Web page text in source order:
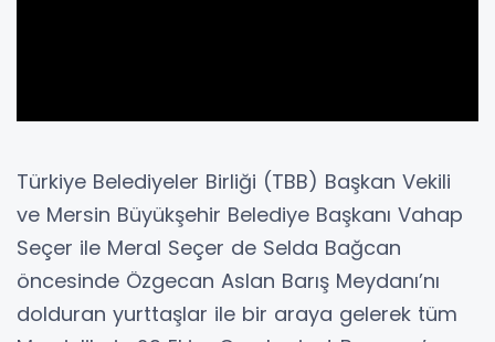
Türkiye Belediyeler Birliği (TBB) Başkan Vekili
ve Mersin Büyükşehir Belediye Başkanı Vahap
Seçer ile Meral Seçer de Selda Bağcan
öncesinde Özgecan Aslan Barış Meydanı’nı
dolduran yurttaşlar ile bir araya gelerek tüm